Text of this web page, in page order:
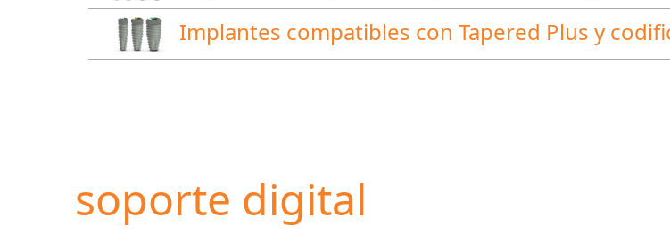
Implantes compatibles con Tapered Plus y
soporte digital